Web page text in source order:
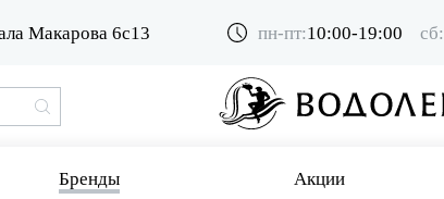
Макарова 6с13 пн-пт:10:00-19:00 сб:
Бренды Акции